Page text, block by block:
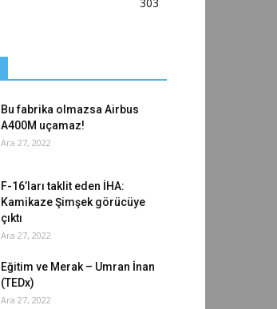
Bu fabrika olmazsa Airbus
A400M uçamaz!
Ara 27, 2022
F-16’ları taklit eden İHA:
Kamikaze Şimşek görücüye
çıktı
Ara 27, 2022
Eğitim ve Merak – Umran İnan
(TEDx)
Ara 27, 2022